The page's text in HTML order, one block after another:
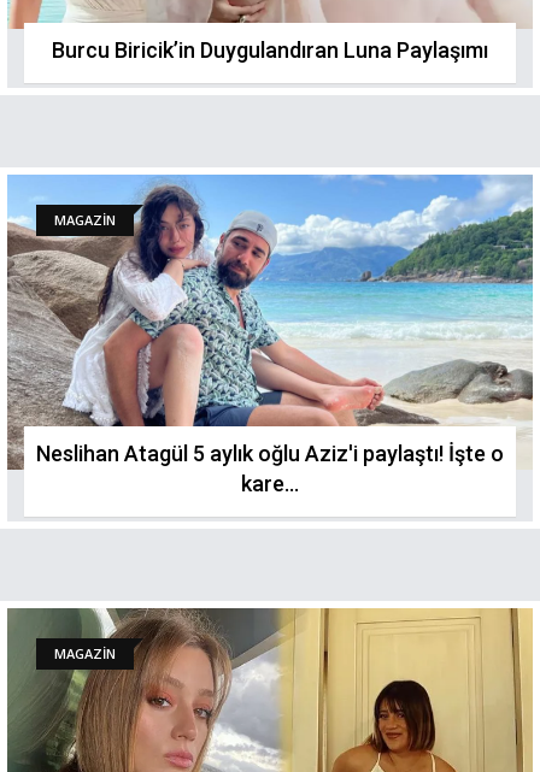
Burcu Biricik’in Duygulandıran Luna Paylaşımı
MAGAZİN
Neslihan Atagül 5 aylık oğlu Aziz'i paylaştı! İşte o
kare...
MAGAZİN